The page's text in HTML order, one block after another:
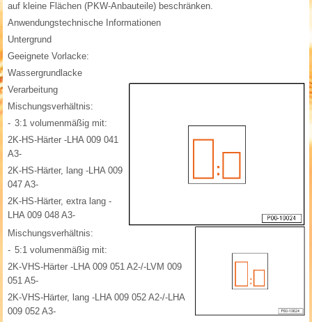
auf kleine Flächen (PKW-Anbauteile) beschränken.
Anwendungstechnische Informationen
Untergrund
Geeignete Vorlacke:
Wassergrundlacke
Verarbeitung
Mischungsverhältnis:
- 3:1 volumenmäßig mit:
2K-HS-Härter -LHA 009 041
A3-
2K-HS-Härter, lang -LHA 009
047 A3-
2K-HS-Härter, extra lang -
LHA 009 048 A3-
Mischungsverhältnis:
- 5:1 volumenmäßig mit:
2K-VHS-Härter -LHA 009 051 A2-/-LVM 009
051 A5-
2K-VHS-Härter, lang -LHA 009 052 A2-/-LHA
009 052 A3-